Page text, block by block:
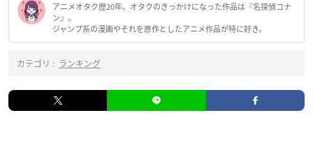
アニメオタク歴20年。オタクのきっかけになった作品は『名探偵コナ
ン』。
ジャンプ系の漫画やそれを原作としたアニメ作品が特に好き。
カテゴリ : ランキング